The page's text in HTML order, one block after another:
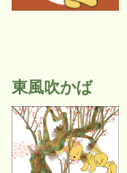
東風吹かば